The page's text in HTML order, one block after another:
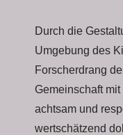
Durch die
Umgebung des
Forscherdrang
Gemeinschaft
achtsam und
wertschätzend